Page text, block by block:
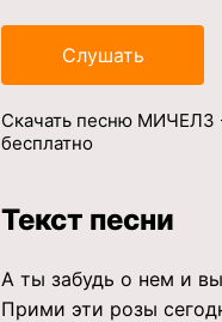
Слушать
Скачать песню МИЧЕЛЗ
бесплатно
Текст песни
А ты забудь о нем и
Прими эти розы